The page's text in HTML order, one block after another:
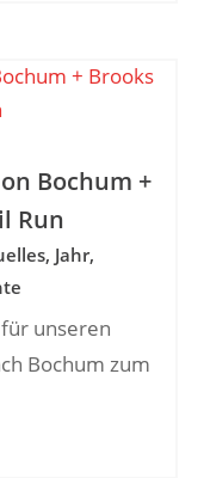
Bochum +
Run
, Jahr,
unseren
Bochum zum